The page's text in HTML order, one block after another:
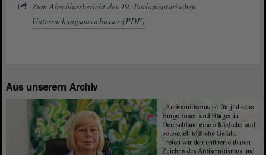
Zum Abschlussbericht des 19. Parlamentarischen
Untersuchungsausschusses (PDF)
Aus unserem Archiv